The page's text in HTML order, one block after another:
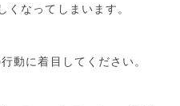
くなってしまいます。
動に着目してください。